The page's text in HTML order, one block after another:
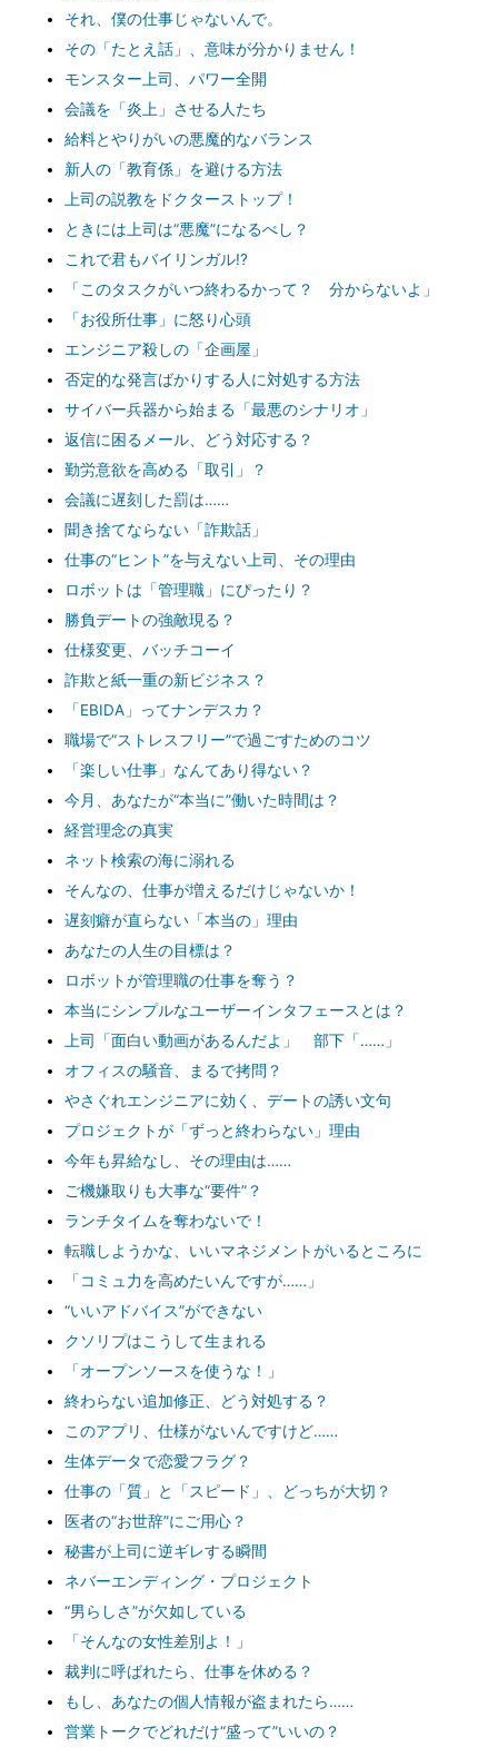
それ、僕の仕事じゃないんで。
その「たとえ話」、意味が分かりません！
モンスター上司、パワー全開
会議を「炎上」させる人たち
給料とやりがいの悪魔的なバランス
新人の「教育係」を避ける方法
上司の説教をドクターストップ！
ときには上司は“悪魔”になるべし？
これで君もバイリンガル!?
「このタスクがいつ終わるかって？ 分からないよ」
「お役所仕事」に怒り心頭
エンジニア殺しの「企画屋」
否定的な発言ばかりする人に対処する方法
サイバー兵器から始まる「最悪のシナリオ」
返信に困るメール、どう対応する？
勤労意欲を高める「取引」？
会議に遅刻した罰は……
聞き捨てならない「詐欺話」
仕事の“ヒント”を与えない上司、その理由
ロボットは「管理職」にぴったり？
勝負デートの強敵現る？
仕様変更、バッチコーイ
詐欺と紙一重の新ビジネス？
「EBIDA」ってナンデスカ？
職場で“ストレスフリー”で過ごすためのコツ
「楽しい仕事」なんてあり得ない？
今月、あなたが“本当に”働いた時間は？
経営理念の真実
ネット検索の海に溺れる
そんなの、仕事が増えるだけじゃないか！
遅刻癖が直らない「本当の」理由
あなたの人生の目標は？
ロボットが管理職の仕事を奪う？
本当にシンプルなユーザーインタフェースとは？
上司「面白い動画があるんだよ」 部下「……」
オフィスの騒音、まるで拷問？
やさぐれエンジニアに効く、デートの誘い文句
プロジェクトが「ずっと終わらない」理由
今年も昇給なし、その理由は……
ご機嫌取りも大事な“要件”？
ランチタイムを奪わないで！
転職しようかな、いいマネジメントがいるところに
「コミュ力を高めたいんですが……」
“いいアドバイス”ができない
クソリプはこうして生まれる
「オープンソースを使うな！」
終わらない追加修正、どう対処する？
このアプリ、仕様がないんですけど……
生体データで恋愛フラグ？
仕事の「質」と「スピード」、どっちが大切？
医者の“お世辞”にご用心？
秘書が上司に逆ギレする瞬間
ネバーエンディング・プロジェクト
“男らしさ”が欠如している
「そんなの女性差別よ！」
裁判に呼ばれたら、仕事を休める？
もし、あなたの個人情報が盗まれたら……
営業トークでどれだけ“盛って”いいの？